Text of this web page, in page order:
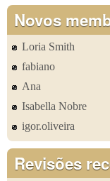
Novos
Loria Smith
fabiano
Ana
Isabella Nobre
igor.oliveira
Revisões